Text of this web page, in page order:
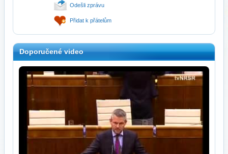
Odešli zprávu
Přidat k přátelům
Doporučené video